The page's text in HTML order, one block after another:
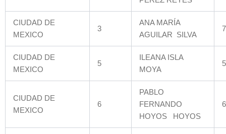
CIUDAD DE
MEXICO
3
ANA MARÍA
AGUILAR SILVA
CIUDAD DE
MEXICO
5
ILEANA ISLA
MOYA
CIUDAD DE
MEXICO
6
PABLO
FERNANDO
HOYOS HOYOS